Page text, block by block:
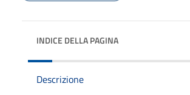
INDICE DELLA PAGINA
Descrizione